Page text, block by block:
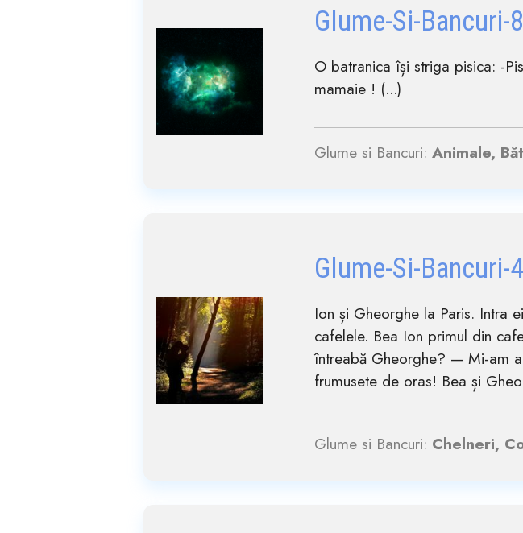
Glume-Si-Bancuri-
O batranica își striga pisica: -
mamaie ! (...)
Glume si Bancuri:Animale,
Glume-Si-Bancuri-
Ion și Gheorghe la Paris. Intra
cafelele. Bea Ion primul din
întreabă Gheorghe? — Mi-am
frumusete de oras! Bea și
Glume si Bancuri: Chelneri,